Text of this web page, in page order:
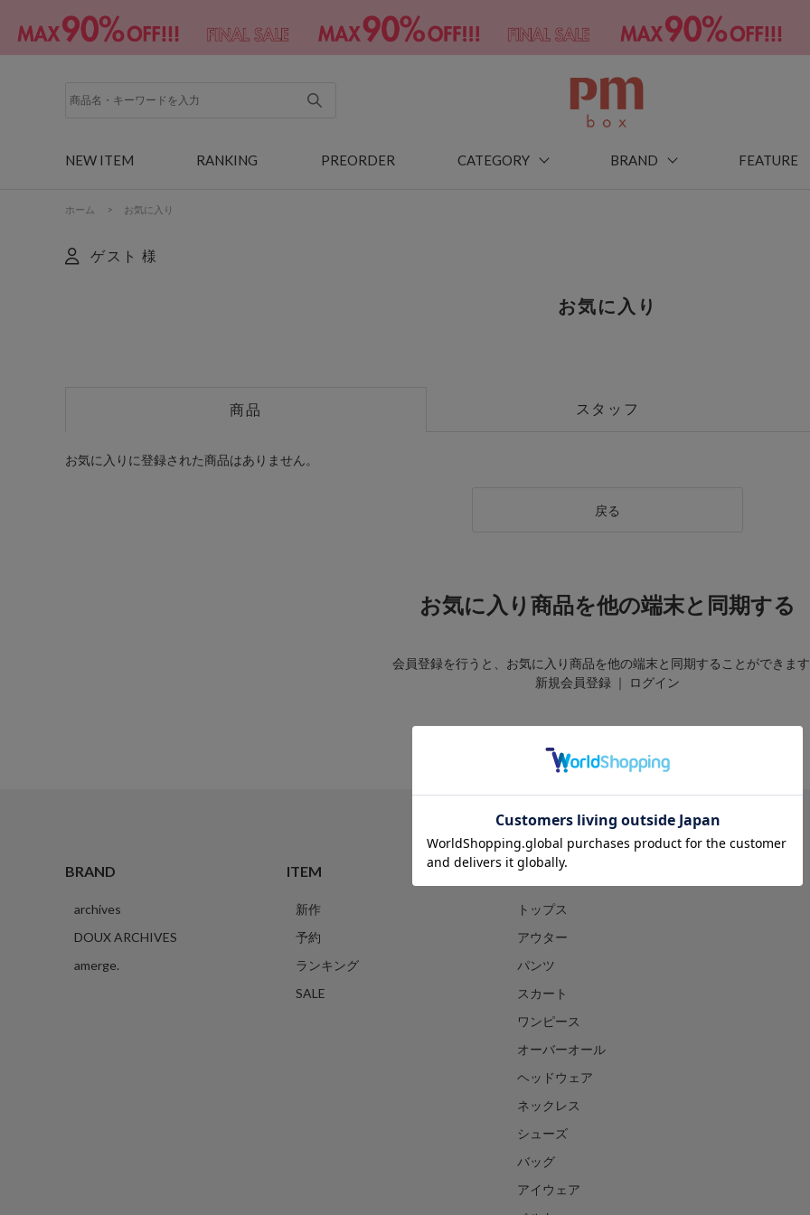
NEW ITEM RANKING PREORDER CATEGORY BRAND FEATURE
ホーム > お気に入り
ゲスト 様
お気に入り
商品 スタッフ
お気に入りに登録された商品はありません。
戻る
お気に入り商品を他の端末と同期する
会員登録を行うと、お気に入り商品を他の端末と同期することができます
新規会員登録 ｜ ログイン
BRAND
archives
DOUX ARCHIVES
amerge.
ITEM
新作
予約
ランキング
SALE
CATEGORY
トップス
アウター
パンツ
スカート
ワンピース
オーバーオール
ヘッドウェア
ネックレス
シューズ
バッグ
アイウェア